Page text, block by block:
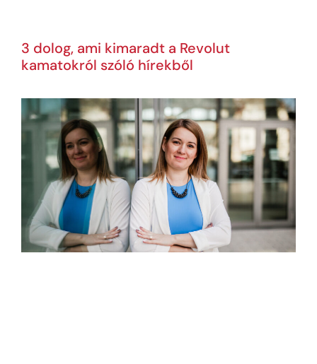
3 dolog, ami kimaradt a Revolut
kamatokról szóló hírekből